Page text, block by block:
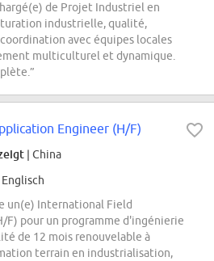
de Projet Industriel en
industrielle, qualité,
avec équipes locales
multiculturel et dynamique.
Engineer (H/F)
| China
un(e) International Field
F) pour un programme d'ingénierie
de 12 mois renouvelable à
terrain en industrialisation,